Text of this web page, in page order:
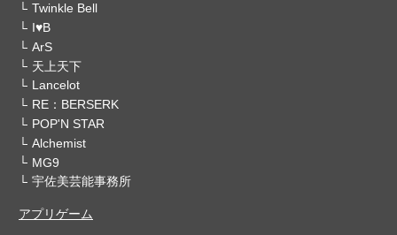
Twinkle Bell
I♥B
ArS
天上天下
Lancelot
RE：BERSERK
POP'N STAR
Alchemist
MG9
宇佐美芸能事務所
アプリゲーム